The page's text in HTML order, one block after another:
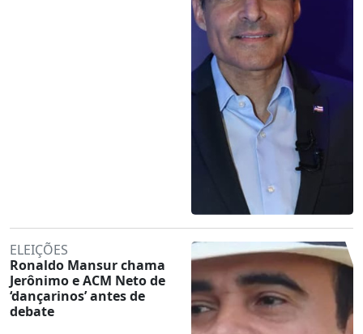
ELEIÇÕES
Ronaldo Mansur chama
Jerônimo e ACM Neto de
‘dançarinos’ antes de
debate